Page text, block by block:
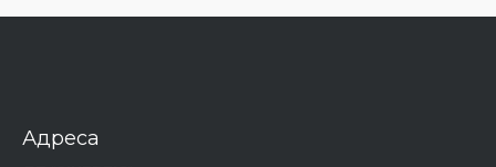
Адреса